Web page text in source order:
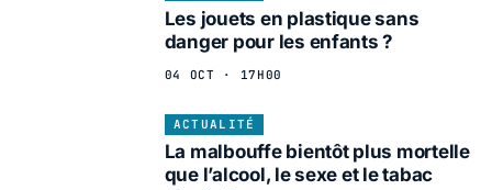
Les jouets en plastique sans
danger pour les enfants ?
04 OCT · 17H00
ACTUALITÉ
La malbouffe bientôt plus mortelle
que l’alcool, le sexe et le tabac